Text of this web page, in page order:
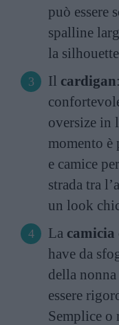
può essere
spalline
la
Il cardigan
oversize in
momento è
e camice
strada tra
un look
La camicia
have da
della nonna
essere
Semplice o